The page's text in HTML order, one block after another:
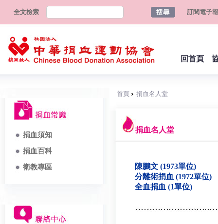
全文檢索 訂閱電子報
回首頁
捐血須知
捐血百科
衛教專區
首頁 捐血名人堂
捐血名人堂
陳鵬文 (1973單位)
分離術捐血 (1972單位)
全血捐血 (1單位)